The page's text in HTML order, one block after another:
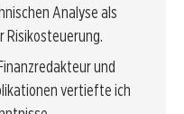
Analyse als
und
vertiefte ich